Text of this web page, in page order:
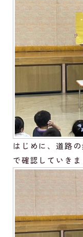
はじめに、道路
で確認していきま